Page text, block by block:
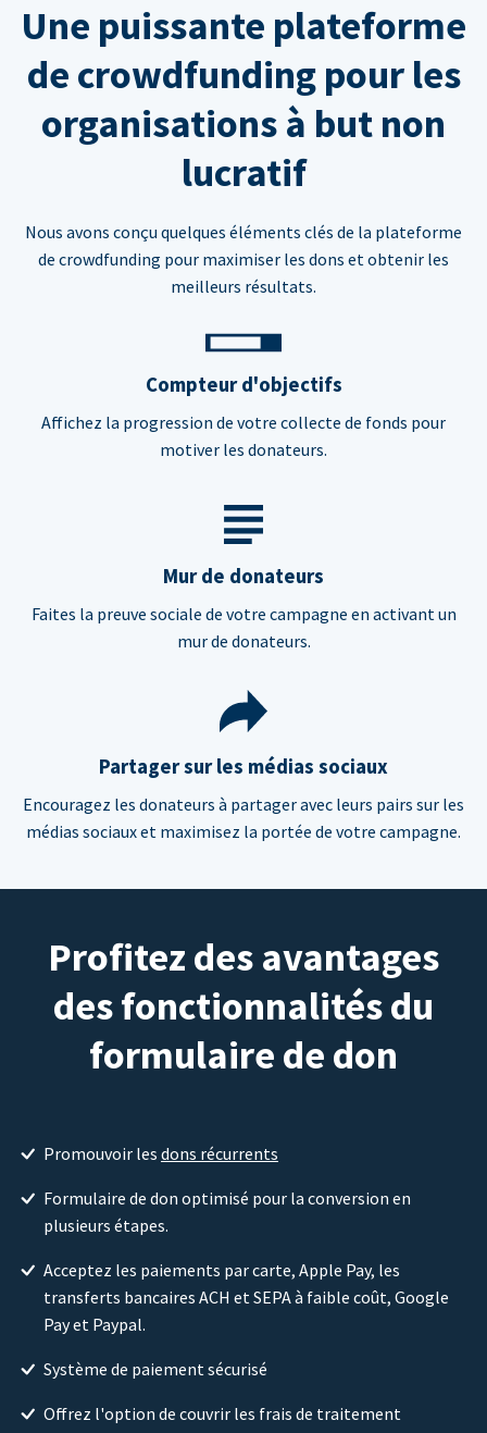
Une puissante plateforme
de crowdfunding pour les
organisations à but non
lucratif
Nous avons conçu quelques éléments clés de la plateforme
de crowdfunding pour maximiser les dons et obtenir les
meilleurs résultats.
Compteur d'objectifs
Affichez la progression de votre collecte de fonds pour
motiver les donateurs.
Mur de donateurs
Faites la preuve sociale de votre campagne en activant un
mur de donateurs.
Partager sur les médias sociaux
Encouragez les donateurs à partager avec leurs pairs sur les
médias sociaux et maximisez la portée de votre campagne.
Profitez des avantages
des fonctionnalités du
formulaire de don
Promouvoir les dons récurrents
Formulaire de don optimisé pour la conversion en
plusieurs étapes.
Acceptez les paiements par carte, Apple Pay, les
transferts bancaires ACH et SEPA à faible coût, Google
Pay et Paypal.
Système de paiement sécurisé
Offrez l'option de couvrir les frais de traitement